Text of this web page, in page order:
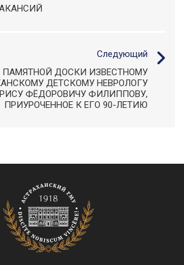
Следующий
ПАМЯТНОЙ ДОСКИ ИЗВЕСТНОМУ
ДЕТСКОМУ НЕВРОЛОГУ
ФЁДОРОВИЧУ ФИЛИППОВУ,
ПРИУРОЧЕННОЕ К ЕГО 90-ЛЕТИЮ